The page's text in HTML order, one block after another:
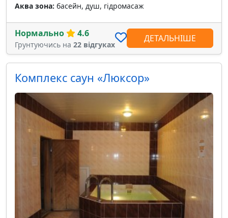
Аква зона: басейн, душ, гідромасаж
Нормально 4.6
Грунтуючись на 22 відгуках
ДЕТАЛЬНІШЕ
Комплекс саун «Люксор»